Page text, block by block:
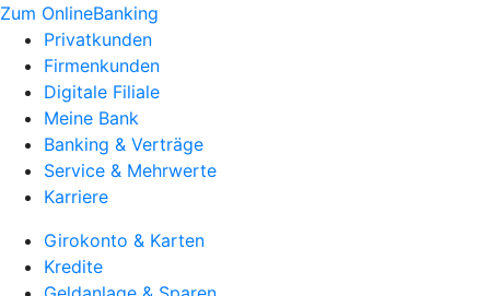
Zum OnlineBanking
Privatkunden
Firmenkunden
Digitale Filiale
Meine Bank
Banking & Verträge
Service & Mehrwerte
Karriere
Girokonto & Karten
Kredite